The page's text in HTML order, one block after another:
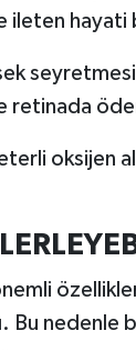
hayati
retinada
oksijen
Bu